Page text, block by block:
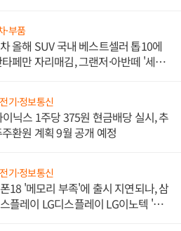
·부품
올해 SUV 국내 베스트셀러 톱10에
페만 자리매김, 그랜저·아반떼 '세단
기·정보통신
닉스 1주당 375원 현금배당 실시, 추
환원 계획 9월 공개 예정
기·정보통신
18 '메모리 부족'에 출시 지연되나, 삼
플레이 LG디스플레이 LG이노텍 '탈